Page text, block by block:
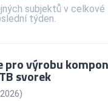
subjektů v celkové
týden.
pro výrobu
svorek